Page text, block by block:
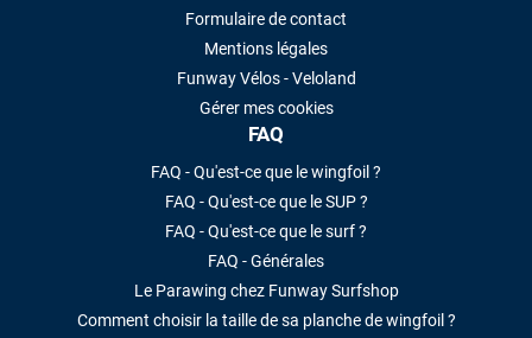
Formulaire de contact
Mentions légales
Funway Vélos - Veloland
Gérer mes cookies
FAQ
FAQ - Qu'est-ce que le wingfoil ?
FAQ - Qu'est-ce que le SUP ?
FAQ - Qu'est-ce que le surf ?
FAQ - Générales
Le Parawing chez Funway Surfshop
Comment choisir la taille de sa planche de wingfoil ?